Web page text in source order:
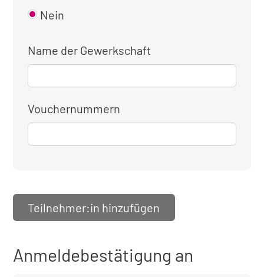
Nein
Name der Gewerkschaft
Vouchernummern
Teilnehmer:in hinzufügen
Anmeldebestätigung an